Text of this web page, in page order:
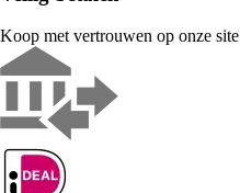
Koop met vertrouwen op onze site